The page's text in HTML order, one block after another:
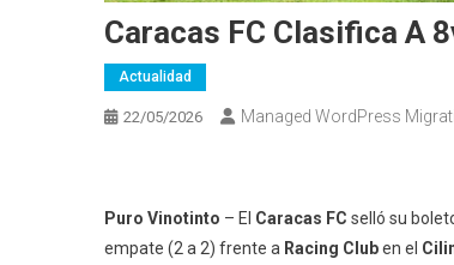
Caracas FC Clasifica A
Actualidad
22/05/2026 Managed WordPress
Puro Vinotinto – El Caracas FC selló su
empate (2 a 2) frente a Racing Cluben el